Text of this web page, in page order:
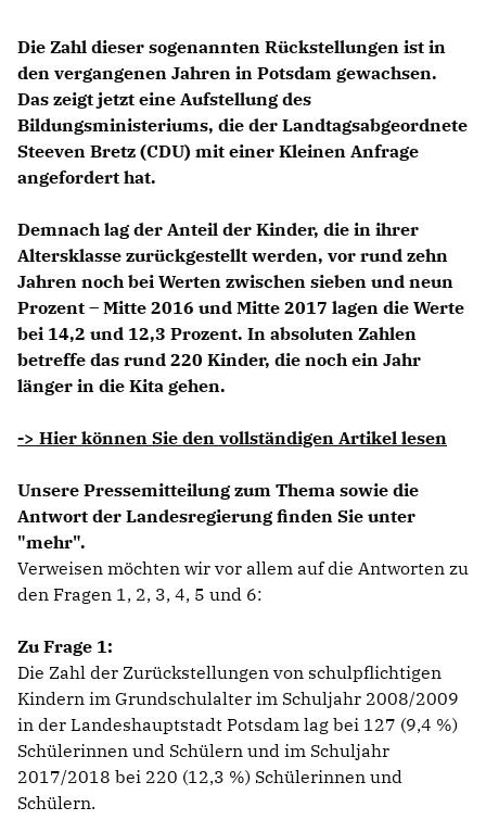
Die Zahl dieser sogenannten Rückstellungen ist in
den vergangenen Jahren in Potsdam gewachsen.
Das zeigt jetzt eine Aufstellung des
Bildungsministeriums, die der Landtagsabgeordnete
Steeven Bretz (CDU) mit einer Kleinen Anfrage
angefordert hat.
Demnach lag der Anteil der Kinder, die in ihrer
Altersklasse zurückgestellt werden, vor rund zehn
Jahren noch bei Werten zwischen sieben und neun
Prozent – Mitte 2016 und Mitte 2017 lagen die Werte
bei 14,2 und 12,3 Prozent. In absoluten Zahlen
betreffe das rund 220 Kinder, die noch ein Jahr
länger in die Kita gehen.
-> Hier können Sie den vollständigen Artikel lesen
Unsere Pressemitteilung zum Thema sowie die
Antwort der Landesregierung finden Sie unter
"mehr".
Verweisen möchten wir vor allem auf die Antworten zu
den Fragen 1, 2, 3, 4, 5 und 6:
Zu Frage 1:
Die Zahl der Zurückstellungen von schulpflichtigen
Kindern im Grundschulalter im Schuljahr 2008/2009
in der Landeshauptstadt Potsdam lag bei 127 (9,4 %)
Schülerinnen und Schülern und im Schuljahr
2017/2018 bei 220 (12,3 %) Schülerinnen und
Schülern.